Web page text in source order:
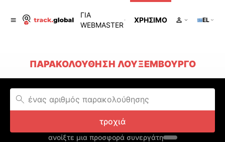
ΓΙΑ
WEBMASTER
ΧΡΉΣΙΜΟ EL
ΠΑΡΑΚΟΛΟΎΘΗΣΗ ΛΟΥΞΕΜΒΟΎΡΓΟ
τροχιά
ανοίξτε μια προσφορά συνεργάτη